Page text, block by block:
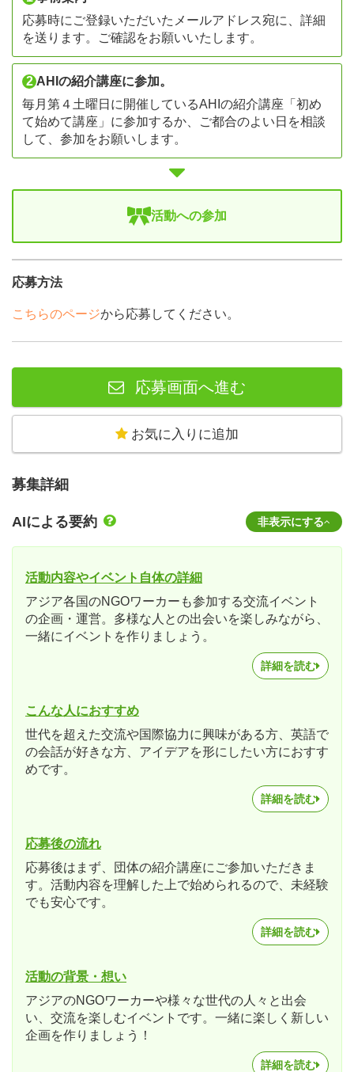
応募時にご登録いただいたメールアドレス宛に、詳細
を送ります。ご確認をお願いいたします。
2 AHIの紹介講座に参加。
毎月第４土曜日に開催しているAHIの紹介講座「初め
て始めて講座」に参加するか、ご都合のよい日を相談
して、参加をお願いします。
活動への参加
応募方法
こちらのページから応募してください。
応募画面へ進む
お気に入りに追加
募集詳細
AIによる要約 非表示にする
活動内容やイベント自体の詳細
アジア各国のNGOワーカーも参加する交流イベント
の企画・運営。多様な人との出会いを楽しみながら、
一緒にイベントを作りましょう。
詳細を読む
こんな人におすすめ
世代を超えた交流や国際協力に興味がある方、英語で
の会話が好きな方、アイデアを形にしたい方におすす
めです。
詳細を読む
応募後の流れ
応募後はまず、団体の紹介講座にご参加いただきま
す。活動内容を理解した上で始められるので、未経験
でも安心です。
詳細を読む
活動の背景・想い
アジアのNGOワーカーや様々な世代の人々と出会
い、交流を楽しむイベントです。一緒に楽しく新しい
企画を作りましょう！
詳細を読む